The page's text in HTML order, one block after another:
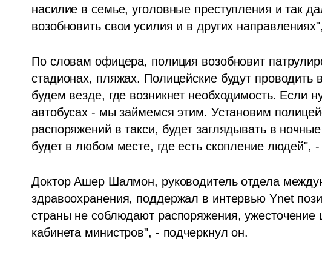
насилие в семье, уголовные преступления и так
возобновить свои усилия и в других
По словам офицера, полиция возобновит
стадионах, пляжах. Полицейские будут
будем везде, где возникнет необходимость. Если
автобусах - мы займемся этим. Установим
распоряжений в такси, будет заглядывать в
будет в любом месте, где есть скопление людей",
Доктор Ашер Шалмон, руководитель отдела
здравоохранения, поддержал в интервью Ynet
страны не соблюдают распоряжения, ужесточение
кабинета министров", - подчеркнул он.